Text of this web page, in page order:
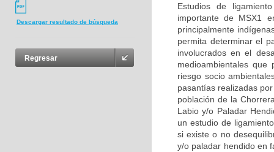
Descargar resultado de búsqueda
Regresar
Estudios de
importante de MSX1
principalmente
permita determinar el
involucrados en el
medioambientales
riesgo socio
pasantías realizadas
población de la
Labio y/o Paladar
un estudio de
si existe o no
y/o paladar hendido en